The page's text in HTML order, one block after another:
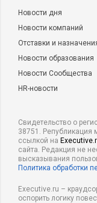
Новости дня
Новости компаний
Отставки и
Новости образования
Новости Сообщества
HR-новости
Свидетельство о
38751. Републикация
ссылкой на
сайта. Редакция не
высказывания
Политика обработки
Executive.ru –
оспорить логику